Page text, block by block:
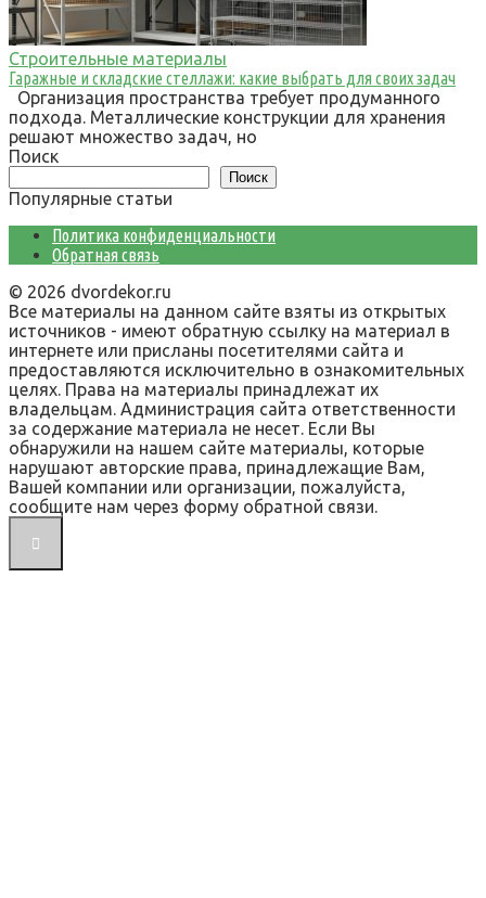
Строительные материалы
Гаражные и складские стеллажи: какие выбрать для своих задач
Организация пространства требует продуманного
подхода. Металлические конструкции для хранения
решают множество задач, но
Поиск
Поиск
Популярные статьи
Политика конфиденциальности
Обратная связь
© 2026 dvordekor.ru
Все материалы на данном сайте взяты из открытых
источников - имеют обратную ссылку на материал в
интернете или присланы посетителями сайта и
предоставляются исключительно в ознакомительных
целях. Права на материалы принадлежат их
владельцам. Администрация сайта ответственности
за содержание материала не несет. Если Вы
обнаружили на нашем сайте материалы, которые
нарушают авторские права, принадлежащие Вам,
Вашей компании или организации, пожалуйста,
сообщите нам через форму обратной связи.